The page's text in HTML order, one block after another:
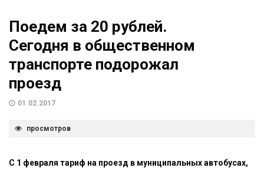
Поедем за 20 рублей.
Сегодня в общественном
транспорте подорожал
проезд
01.02.2017
просмотров
С 1 февраля тариф на проезд в муниципальных автобусах,